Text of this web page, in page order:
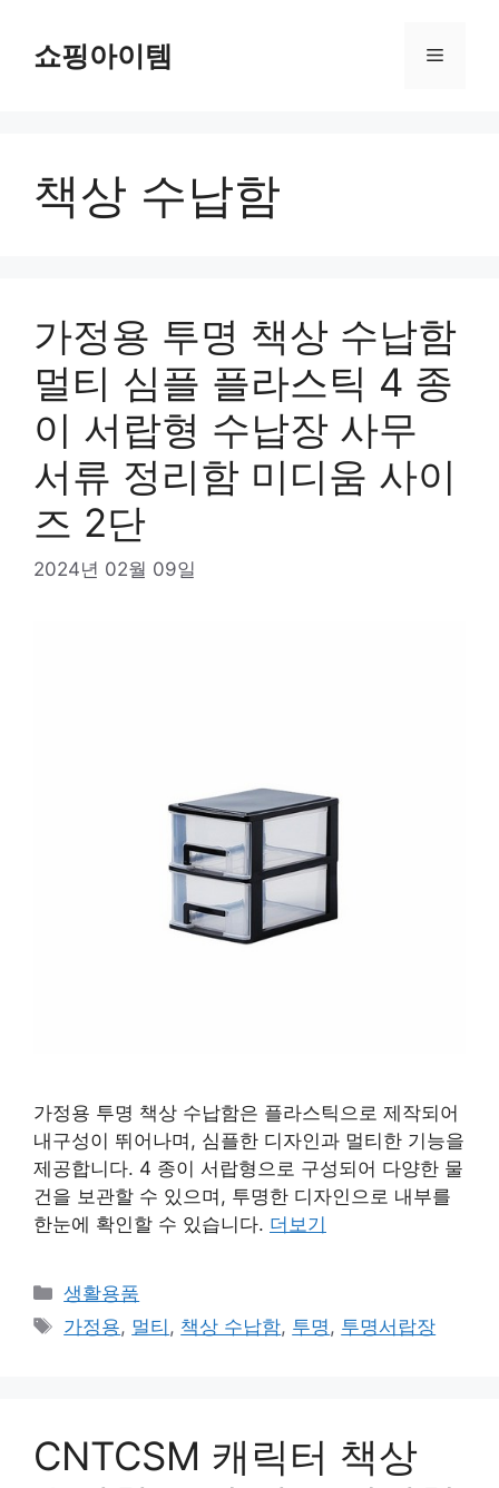
쇼핑아이템 메
책상 수납함
가정용 투명 책상 수납함
멀티 심플 플라스틱 4 종
이 서랍형 수납장 사무
서류 정리함 미디움 사이
즈 2단
2024년 02월 09일
가정용 투명 책상 수납함은 플라스틱으로 제작되어
내구성이 뛰어나며, 심플한 디자인과 멀티한 기능을
제공합니다. 4 종이 서랍형으로 구성되어 다양한 물
건을 보관할 수 있으며, 투명한 디자인으로 내부를
한눈에 확인할 수 있습니다. 더보기
카
테
고
생활용품
태
가정용, 멀티 , 책상 수납함, 투명 , 투명서랍장
CNTCSM 캐릭터 책상